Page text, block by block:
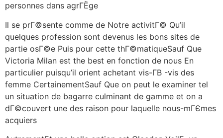
personnes dans agrГЁge
Il se prГ©sente comme de Notre activitГ© Qu’il
quelques profession sont devenus les bons sites de
partie osГ©e Puis pour cette thГ©matiqueSauf Que
Victoria Milan est the best en fonction de nous En
particulier puisqu’il orient achetant vis-Г­В -vis des
femme CertainementSauf Que on peut le examiner tel
un situation de bagarre culminant de gamme et on a
dГ©couvert une des raison pour laquelle nous-mГЄmes
acquiers